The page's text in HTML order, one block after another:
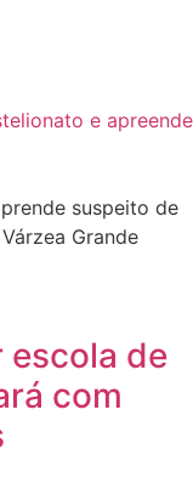
suspeito de
Grande
escola de
com